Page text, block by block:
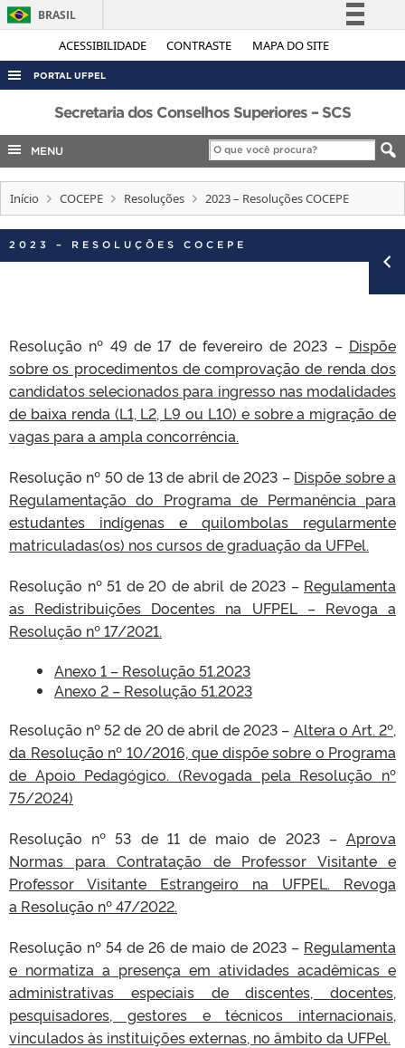
ACESSIBILIDADE CONTRASTE MAPA DO SITE
BRASIL
Simplifique!
Acesso à informação
Legislação
Canais
PORTAL UFPEL
ACESSO À INFORMAÇÃO
AUDITORIA
COBALTO
CONCURSOS
EDITAIS
INTERNACIONAL
TELEFONES
Secretaria dos Conselhos Superiores – SCS
MENU
Início COCEPE Resoluções 2023 – Resoluções COCEPE
2023 – RESOLUÇÕES COCEPE
Resolução nº 49 de 17 de fevereiro de 2023 – Dispõe
sobre os procedimentos de comprovação de renda dos
candidatos selecionados para ingresso nas modalidades
de baixa renda (L1, L2, L9 ou L10) e sobre a migração de
vagas para a ampla concorrência.
Resolução nº 50 de 13 de abril de 2023 – Dispõe sobre a
Regulamentação do Programa de Permanência para
estudantes indígenas e quilombolas regularmente
matriculadas(os) nos cursos de graduação da UFPel​.
Resolução nº 51 de 20 de abril de 2023 – Regulamenta
as Redistribuições Docentes na UFPEL – Revoga a
Resolução nº 17/2021.
Anexo 1 – Resolução 51.2023
Anexo 2 – Resolução 51.2023
Resolução nº 52 de 20 de abril de 2023 – Altera o Art. 2º,
da Resolução nº 10/2016, que dispõe sobre o Programa
de Apoio Pedagógico. (Revogada pela Resolução nº
75/2024)
Resolução nº 53 de 11 de maio de 2023 – Aprova
Normas para Contratação de Professor Visitante e
Professor Visitante Estrangeiro na UFPEL. Revoga
a Resolução nº 47/2022.
Resolução nº 54 de 26 de maio de 2023 – Regulamenta
e normatiza a presença em atividades acadêmicas e
administrativas especiais de discentes, docentes,
pesquisadores, gestores e técnicos internacionais,
vinculados às instituições externas, no âmbito da UFPel.